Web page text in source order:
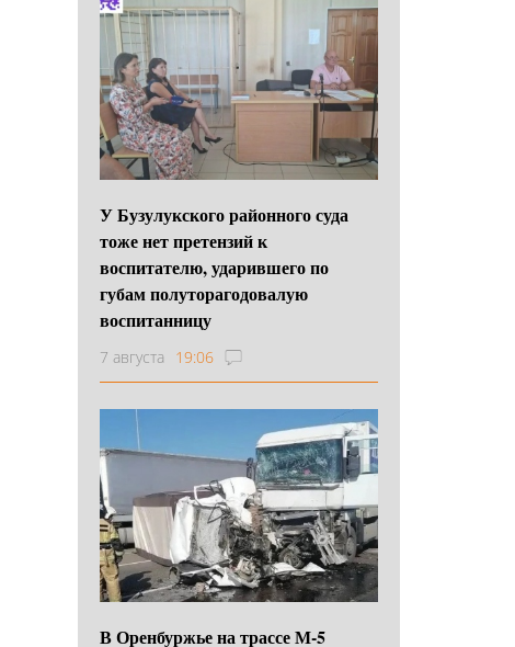
У Бузулукского районного суда
тоже нет претензий к
воспитателю, ударившего по
губам полуторагодовалую
воспитанницу
7 августа 19:06
В Оренбуржье на трассе М-5